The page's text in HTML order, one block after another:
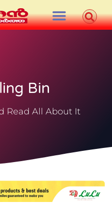
Bin
Read All About It